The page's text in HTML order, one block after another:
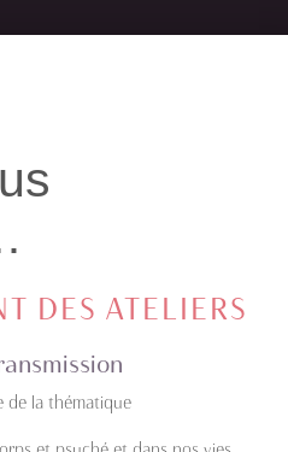
DES ATELIERS
de la thématique